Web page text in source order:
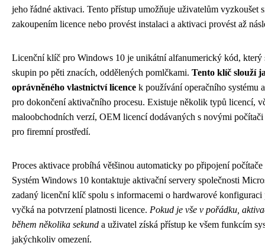
jeho řádné aktivaci. Tento přístup umožňuje uživatelům vyzkoušet
zakoupením licence nebo provést instalaci a aktivaci provést až
Licenční klíč pro Windows 10 je unikátní alfanumerický kód, který
skupin po pěti znacích, oddělených pomlčkami. Tento klíč slouží
oprávněného vlastnictví licence k používání operačního systému
pro dokončení aktivačního procesu. Existuje několik typů licencí,
maloobchodních verzí, OEM licencí dodávaných s novými
pro firemní prostředí.
Proces aktivace probíhá většinou automaticky po připojení
Systém Windows 10 kontaktuje aktivační servery společnosti
zadaný licenční klíč spolu s informacemi o hardwarové konfiguraci
vyčká na potvrzení platnosti licence. Pokud je vše v pořádku,
během několika sekund a uživatel získá přístup ke všem funkcím
jakýchkoliv omezení.